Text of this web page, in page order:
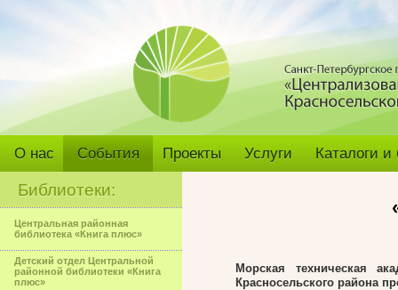
О нас События Проекты Услуги Каталоги
Библиотеки:
Центральная районная
библиотека «Книга плюс»
Детский отдел Центральной
районной библиотеки «Книга
плюс»
Морская техническая
Красносельского района